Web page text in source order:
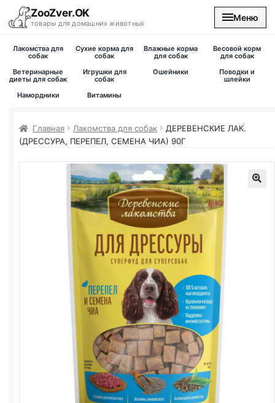
ZooZver.OK
товары для домашних животных
Меню
На главную
Лакомства для
собак
Сухие корма для
собак
Влажные корма
для собак
Весовой корм
для собак
Ветеринарные
диеты для собак
Игрушки для
собак
Ошейники
Поводки и
шлейки
Намордники
Витамины
Главная Лакомства для собак
ДЕРЕВЕНСКИЕ ЛАК.
(ДРЕССУРА, ПЕРЕПЕЛ, СЕМЕНА ЧИА) 90Г